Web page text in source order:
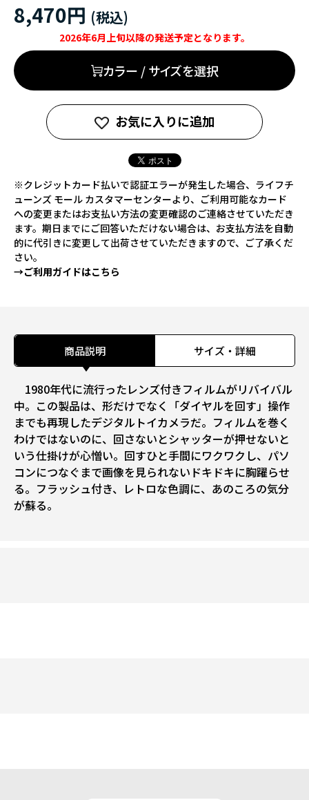
8,470円
2026年6月上旬以降の発送予定となります。
カラー / サイズを選択
お気に入りに追加
※クレジットカード払いで認証エラーが発生した場合、ライフチ
ューンズ モール カスタマーセンターより、ご利用可能なカード
への変更またはお支払い方法の変更確認のご連絡させていただき
ます。期日までにご回答いただけない場合は、お支払方法を自動
的に代引きに変更して出荷させていただきますので、ご了承くだ
さい。
→ご利用ガイドはこちら
商品説明 サイズ・詳細
1980年代に流行ったレンズ付きフィルムがリバイバル
中。この製品は、形だけでなく「ダイヤルを回す」操作
までも再現したデジタルトイカメラだ。フィルムを巻く
わけではないのに、回さないとシャッターが押せないと
いう仕掛けが心憎い。回すひと手間にワクワクし、パソ
コンにつなぐまで画像を見られないドキドキに胸躍らせ
る。フラッシュ付き、レトロな色調に、あのころの気分
が蘇る。